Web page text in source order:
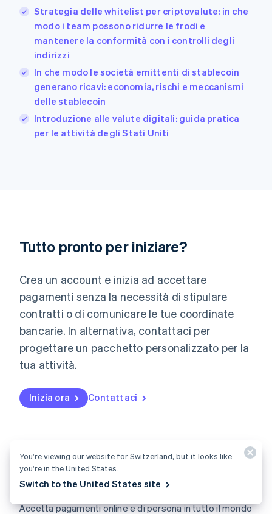
Strategia delle whitelist per criptovalute: in che
modo i team possono ridurre le frodi e
mantenere la conformità con i controlli degli
indirizzi
In che modo le società emittenti di stablecoin
generano ricavi: economia, rischi e meccanismi
delle stablecoin
Introduzione alle valute digitali: guida pratica
per le attività degli Stati Uniti
Tutto pronto per iniziare?
Crea un account e inizia ad accettare
pagamenti senza la necessità di stipulare
contratti o di comunicare le tue coordinate
bancarie. In alternativa, contattaci per
progettare un pacchetto personalizzato per la
tua attività.
Inizia ora Contattaci
Payments
Accetta pagamenti online e di persona in tutto il mondo
Francia
FrançaisEnglish
Germania
DeutschEnglish
Giappone
日本語 English
English
Grecia
English
India
Lituania
Lussemburgo
Deutsch English
Malaysia
English 简体中文
Malta
Messico
EspañolEnglish
English
Nuova Zelanda
English
Portogallo
PortuguêsEnglish
English简体中文
You’re viewing our website for Switzerland, but it looks like
you’re in the United States.
Switch to the United States site